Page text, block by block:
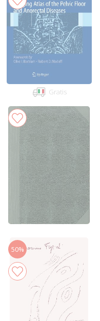
Gratis
50%